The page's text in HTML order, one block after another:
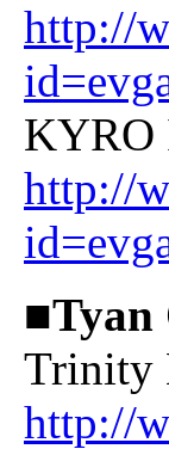
http://
KYRO
http://
■Tyan
Trinity
http://